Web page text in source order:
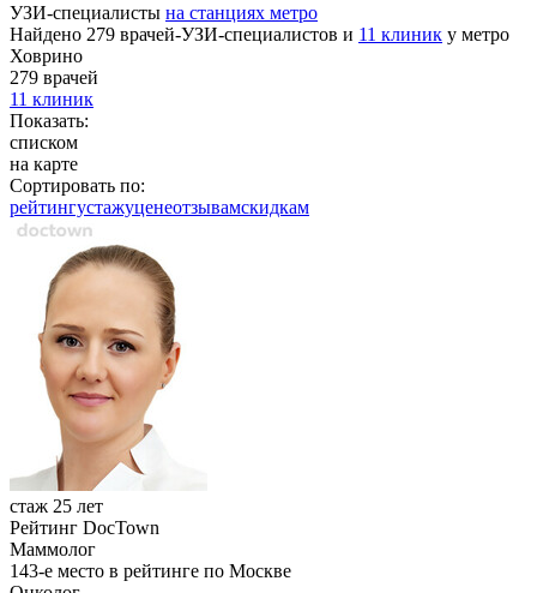
УЗИ-специалисты на станциях метро
Найдено 279 врачей-УЗИ-специалистов и 11 клиник у метро
Ховрино
279 врачей
11 клиник
Показать:
списком
на карте
Сортировать по:
рейтингустажуценеотзывамcкидкам
стаж 25 лет
Рейтинг DocTown
Маммолог
143-е место в рейтинге по Москве